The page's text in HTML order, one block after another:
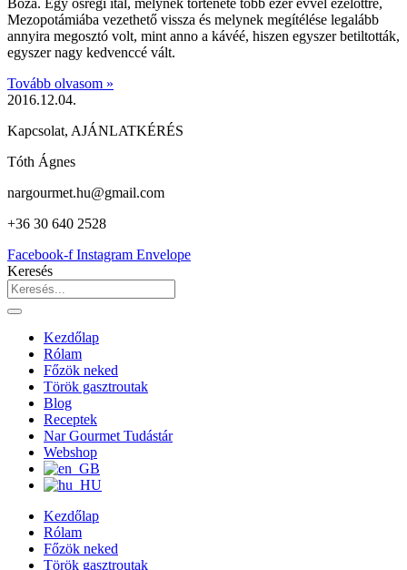
Boza. Egy ősrégi ital, melynek története több ezer évvel ezelőttre,
Mezopotámiába vezethető vissza és melynek megítélése legalább
annyira megosztó volt, mint anno a kávéé, hiszen egyszer betiltották,
egyszer nagy kedvenccé vált.
Tovább olvasom »
2016.12.04.
Kapcsolat, AJÁNLATKÉRÉS
Tóth Ágnes
nargourmet.hu@gmail.com
+36 30 640 2528
Facebook-f Instagram Envelope
Keresés
Kezdőlap
Rólam
Főzök neked
Török gasztroutak
Blog
Receptek
Nar Gourmet Tudástár
Webshop
Kezdőlap
Rólam
Főzök neked
Török gasztroutak